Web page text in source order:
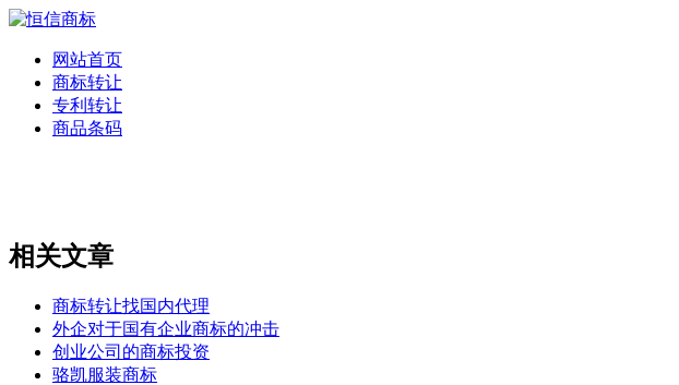
网站首页
商标转让
专利转让
商品条码
相关文章
商标转让找国内代理
外企对于国有企业商标的冲击
创业公司的商标投资
骆凯服装商标